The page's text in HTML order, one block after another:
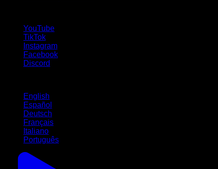
YouTube
TikTok
Instagram
Facebook
Discord
English
Español
Deutsch
Français
Italiano
Português